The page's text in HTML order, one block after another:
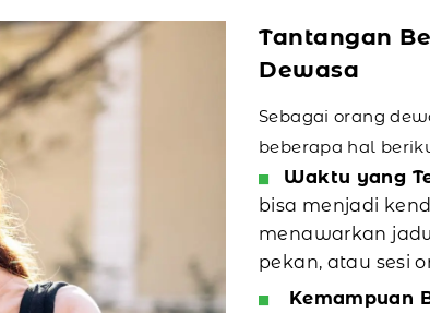
Tantangan
Dewasa
Sebagai orang
beberapa hal
Waktu yang
bisa menjadi
menawarkan
pekan, atau sesi
Kemampuan